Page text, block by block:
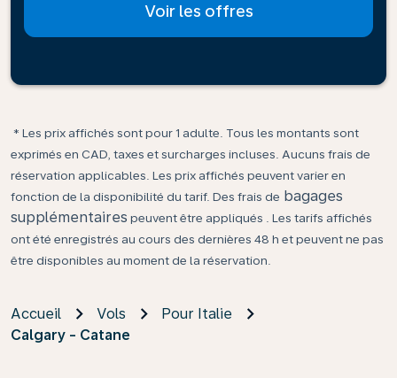
Voir les offres
* Les prix affichés sont pour 1 adulte. Tous les montants sont
exprimés en CAD, taxes et surcharges incluses. Aucuns frais de
réservation applicables. Les prix affichés peuvent varier en
fonction de la disponibilité du tarif. Des frais de bagages
supplémentaires peuvent être appliqués . Les tarifs affichés
ont été enregistrés au cours des dernières 48 h et peuvent ne pas
être disponibles au moment de la réservation.
Accueil Vols
Pour Italie
Calgary - Catane